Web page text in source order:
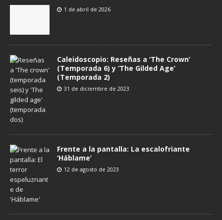
1 de abril de 2026
Caleidoscopio: Reseñas a ‘The Crown’
(Temporada 6) y ‘The Gilded Age’
(Temporada 2)
31 de diciembre de 2023
Frente a la pantalla: La escalofriante
‘Háblame’
12 de agosto de 2023